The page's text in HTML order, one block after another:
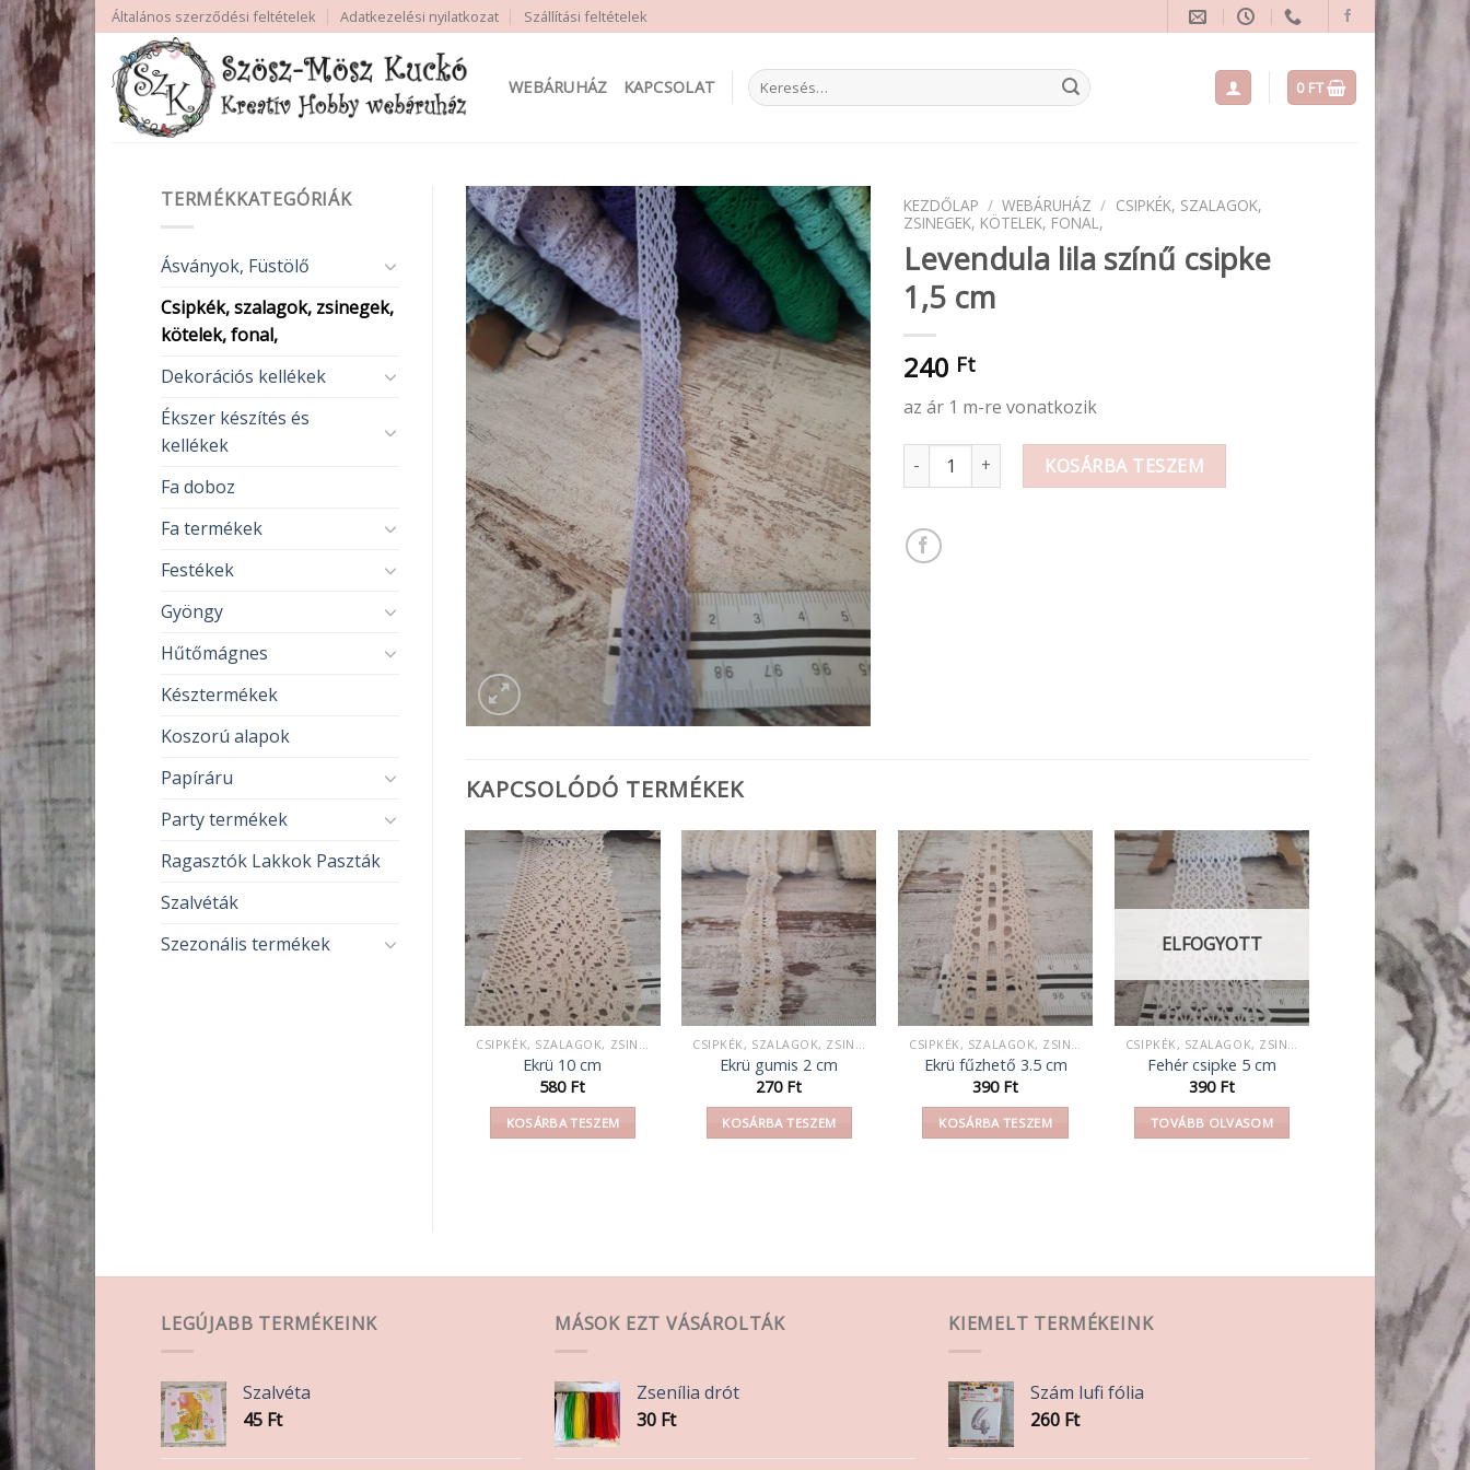
Skip
to
content
Általános szerződési feltételek Adatkezelési nyilatkozat Szállítási feltételek
WEBÁRUHÁZ KAPCSOLAT
Keresés
a
0 FT
TERMÉKKATEGÓRIÁK
Ásványok, Füstölő
Csipkék, szalagok, zsinegek,
kötelek, fonal,
Dekorációs kellékek
Ékszer készítés és
kellékek
Fa doboz
Fa termékek
Festékek
Gyöngy
Hűtőmágnes
Késztermékek
Koszorú alapok
Papíráru
Party termékek
Ragasztók Lakkok Paszták
Szalvéták
Szezonális termékek
KEZDŐLAP / WEBÁRUHÁZ / CSIPKÉK, SZALAGOK,
ZSINEGEK, KÖTELEK, FONAL,
Levendula lila színű csipke
1,5 cm
240 Ft
az ár 1 m-re vonatkozik
Levendula lila színű csipke 1,5 cm mennyiség
KOSÁRBA TESZEM
KAPCSOLÓDÓ TERMÉKEK
Ekrü 10 cm
580 Ft
KOSÁRBA TESZEM
Ekrü gumis 2 cm
270 Ft
KOSÁRBA TESZEM
Ekrü fűzhető 3.5 cm
390 Ft
KOSÁRBA TESZEM
ELFOGYOTT
Fehér csipke 5 cm
390 Ft
TOVÁBB OLVASOM
Közép kék színű csipke
LEGÚJABB TERMÉKEINK
Szalvéta
45 Ft
MÁSOK EZT VÁSÁROLTÁK
Zsenília drót
30 Ft
KIEMELT TERMÉKEINK
Szám lufi fólia
260 Ft